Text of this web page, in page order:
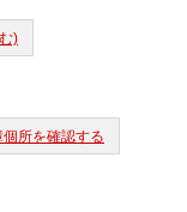
)
所を確認する